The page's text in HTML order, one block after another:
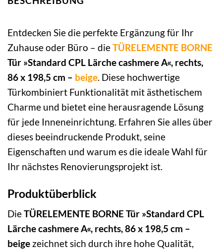
Entdecken Sie die perfekte Ergänzung für Ihr
Zuhause oder Büro – dieTÜRELEMENTE BORNE
Tür »Standard CPL Lärche cashmere A«, rechts,
86 x 198,5 cm – beige . Diese hochwertige
Türkombiniert Funktionalität mit ästhetischem
Charme und bietet eine herausragende Lösung
für jede Inneneinrichtung. Erfahren Sie alles über
dieses beeindruckende Produkt, seine
Eigenschaften und warum es die ideale Wahl für
Ihr nächstes Renovierungsprojekt ist.
Produktüberblick
DieTÜRELEMENTE BORNE Tür »Standard CPL
Lärche cashmere A«, rechts, 86 x 198,5 cm –
beige zeichnet sich durch ihre hohe Qualität,